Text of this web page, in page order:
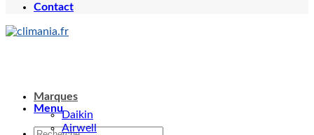
Contact
Menu
Marques
Daikin
Airwell